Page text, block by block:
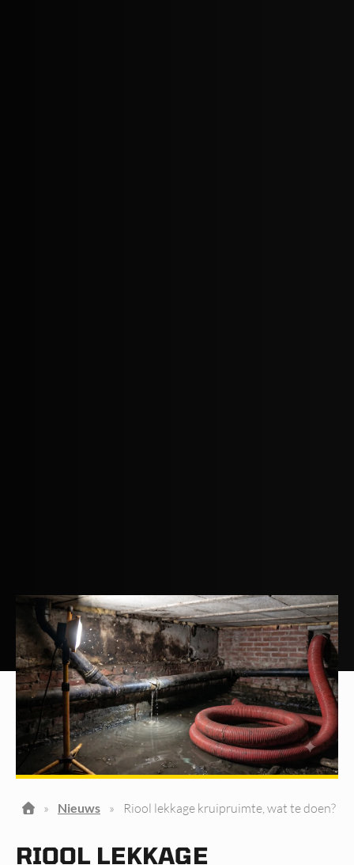
» Nieuws » Riool lekkage kruipruimte, wat te doen?
RIOOL LEKKAGE